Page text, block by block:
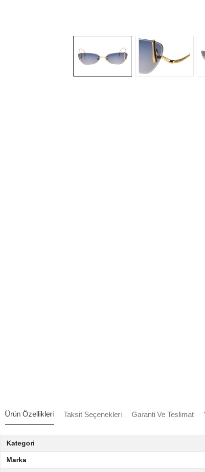
Ürün Özellikleri Taksit Seçenekleri Garanti Ve Teslimat
Kategori
Marka